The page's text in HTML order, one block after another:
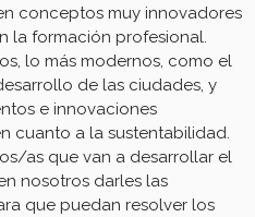
conceptos muy innovadores
la formación profesional.
lo más modernos, como el
de las ciudades, y
e innovaciones
cuanto a la sustentabilidad.
as que van a desarrollar el
nosotros darles las
que puedan resolver los